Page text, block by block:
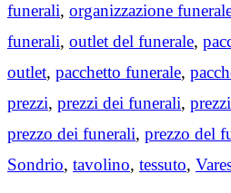
funerali, organizzazione
funerali, outlet del funerale,
outlet, pacchetto funerale,
prezzi, prezzi dei funerali,
prezzo dei funerali, prezzo del
Sondrio, tavolino, tessuto,